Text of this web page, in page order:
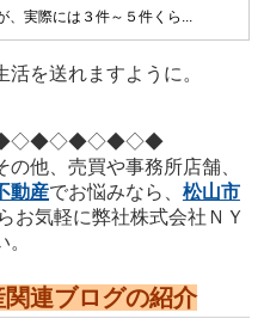
、実際には３件～５件くら...
を送れますように。
◇◆◇◆
の他、売買や事務所店舗、
動産でお悩みなら、 松山市
お気軽に弊社株式会社ＮＹ
連ブログの紹介